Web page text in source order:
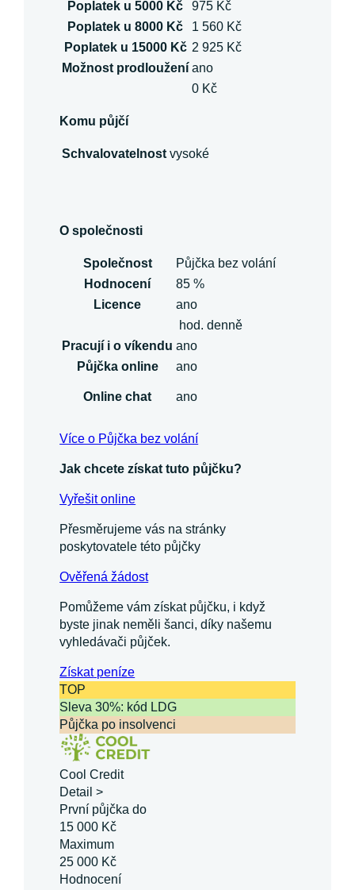
Poplatek u 5000 Kč
975 Kč
Poplatek u 8000 Kč
1 560 Kč
Poplatek u 15000 Kč 2 925 Kč
Možnost prodloužení ano
0 Kč
Komu půjčí
Schvalovatelnost vysoké
O společnosti
Společnost
Půjčka bez volání
Hodnocení
85 %
Licence
ano
hod. denně
Pracují i o víkendu ano
Půjčka online
ano
Online chat ano
Více o Půjčka bez volání
Jak chcete získat tuto půjčku?
Vyřešit online
Přesměrujeme vás na stránky
poskytovatele této půjčky
Ověřená žádost
Pomůžeme vám získat půjčku, i když
byste jinak neměli šanci, díky našemu
vyhledávači půjček.
Získatpeníze
TOP
Sleva 30%: kód LDG
Půjčka po insolvenci
Cool Credit
Detail >
První půjčka do
15 000 Kč
Maximum
25 000 Kč
Hodnocení